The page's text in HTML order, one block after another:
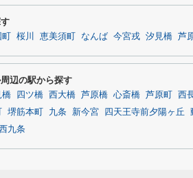
桜川 恵美須町 なんば 今宮戎 汐見橋 芦
辺の駅から探す
橋 四ツ橋 西大橋 芦原橋 心斎橋 芦原町 西
堺筋本町 九条 新今宮 四天王寺前夕陽ヶ丘
西九条